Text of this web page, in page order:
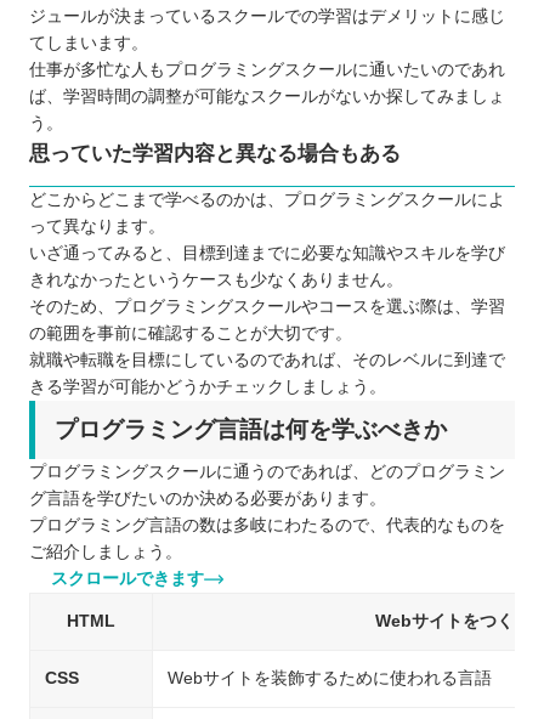
ジュールが決まっているスクールでの学習はデメリットに感じ
てしまいます。
仕事が多忙な人もプログラミングスクールに通いたいのであれ
ば、学習時間の調整が可能なスクールがないか探してみましょ
う。
思っていた学習内容と異なる場合もある
どこからどこまで学べるのかは、プログラミングスクールによ
って異なります。
いざ通ってみると、目標到達までに必要な知識やスキルを学び
きれなかったというケースも少なくありません。
そのため、プログラミングスクールやコースを選ぶ際は、学習
の範囲を事前に確認することが大切です。
就職や転職を目標にしているのであれば、そのレベルに到達で
きる学習が可能かどうかチェックしましょう。
プログラミング言語は何を学ぶべきか
プログラミングスクールに通うのであれば、どのプログラミン
グ言語を学びたいのか決める必要があります。
プログラミング言語の数は多岐にわたるので、代表的なものを
ご紹介しましょう。
スクロールできます
HTML Webサイトをつくる
CSS Webサイトを装飾するために使われる言語